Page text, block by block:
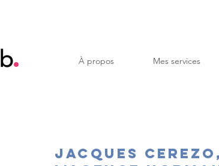
À propos Mes services
Jacques